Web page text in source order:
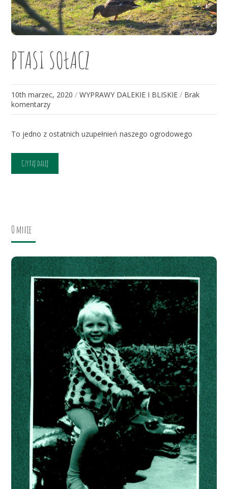
PTASI SOŁACZ
10th marzec, 2020 /WYPRAWY DALEKIE I BLISKIE / Brak
komentarzy
To jedno z ostatnich uzupełnień naszego ogrodowego
Czytaj dalej
O mnie